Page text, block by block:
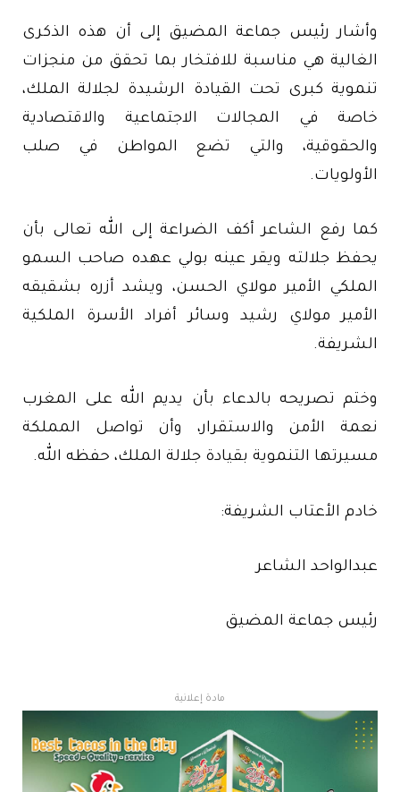
وأشار رئيس جماعة المضيق إلى أن هذه الذكرى
الغالية هي مناسبة للافتخار بما تحقق من منجزات
تنموية كبرى تحت القيادة الرشيدة لجلالة الملك،
خاصة في المجالات الاجتماعية والاقتصادية
والحقوقية، والتي تضع المواطن في صلب
الأولويات.
كما رفع الشاعر أكف الضراعة إلى الله تعالى بأن
يحفظ جلالته ويقر عينه بولي عهده صاحب السمو
الملكي الأمير مولاي الحسن، ويشد أزره بشقيقه
الأمير مولاي رشيد وسائر أفراد الأسرة الملكية
الشريفة.
وختم تصريحه بالدعاء بأن يديم الله على المغرب
نعمة الأمن والاستقرار، وأن تواصل المملكة
مسيرتها التنموية بقيادة جلالة الملك، حفظه الله.
خادم الأعتاب الشريفة:
عبدالواحد الشاعر
رئيس جماعة المضيق
مادة إعلانية